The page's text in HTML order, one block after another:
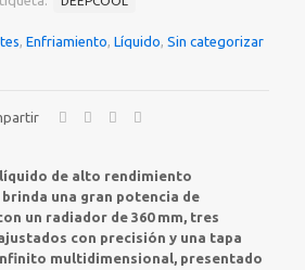
, Enfriamiento, Líquido, Sin categorizar
líquido de alto rendimiento
brinda una gran potencia de
un radiador de 360 mm, tres
con precisión y una tapa
multidimensional, presentado